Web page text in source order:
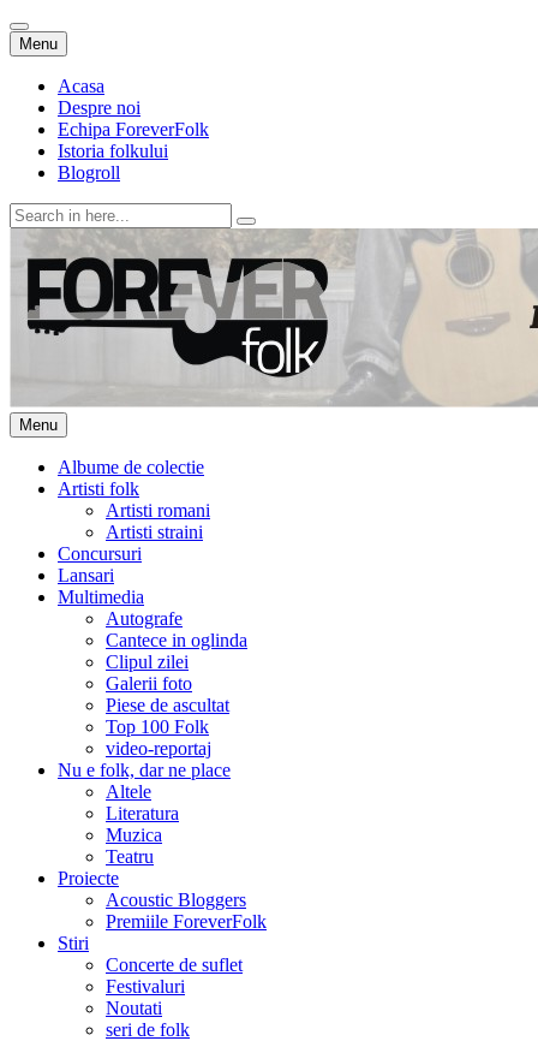
Menu Skip
to
content
Acasa
Despre noi
Echipa ForeverFolk
Istoria folkului
Blogroll
Search
for:
ForeverFolk
Muzica sufletului tau
Menu Skip
to
content
Albume de colectie
Artisti folk
Artisti romani
Artisti straini
Concursuri
Lansari
Multimedia
Autografe
Cantece in oglinda
Clipul zilei
Galerii foto
Piese de ascultat
Top 100 Folk
video-reportaj
Nu e folk, dar ne place
Altele
Literatura
Muzica
Teatru
Proiecte
Acoustic Bloggers
Premiile ForeverFolk
Stiri
Concerte de suflet
Festivaluri
Noutati
seri de folk